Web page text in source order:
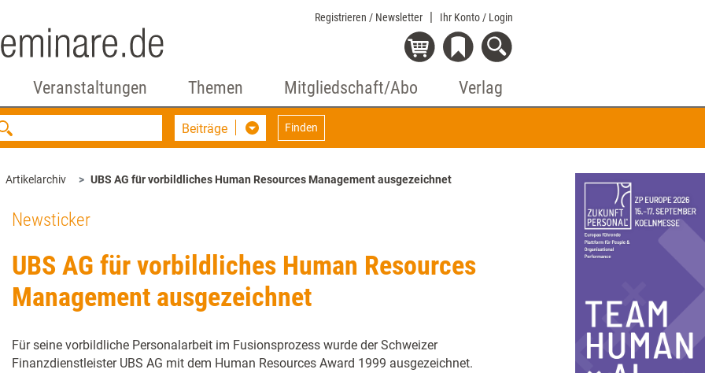
Registrieren / Newsletter Ihr Konto / Login
Veranstaltungen Themen Mitgliedschaft/Abo Verlag
Beiträge Finden
Artikelarchiv UBS AG für vorbildliches Human Resources Management ausgezeichnet
Newsticker
UBS AG für vorbildliches Human Resources
Management ausgezeichnet
Für seine vorbildliche Personalarbeit im Fusionsprozess wurde der Schweizer
Finanzdienstleister UBS AG mit dem Human Resources Award 1999 ausgezeichnet.